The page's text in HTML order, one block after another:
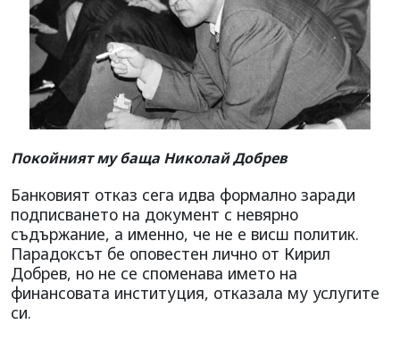
Покойният му баща Николай Добрев
Банковият отказ сега идва формално заради
подписването на документ с невярно
съдържание, а именно, че не е висш политик.
Парадоксът бе оповестен лично от Кирил
Добрев, но не се споменава името на
финансовата институция, отказала му услугите
си.